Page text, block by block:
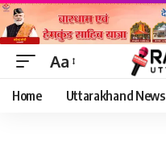
Font
Resizer
Aa
Home Uttarakhand News